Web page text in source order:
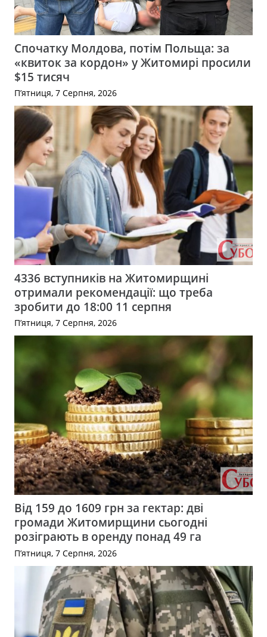
Спочатку Молдова, потім Польща: за
«квиток за кордон» у Житомирі просили
$15 тисяч
П’ятниця, 7 Серпня, 2026
4336 вступників на Житомирщині
отримали рекомендації: що треба
зробити до 18:00 11 серпня
П’ятниця, 7 Серпня, 2026
Від 159 до 1609 грн за гектар: дві
громади Житомирщини сьогодні
розіграють в оренду понад 49 га
П’ятниця, 7 Серпня, 2026